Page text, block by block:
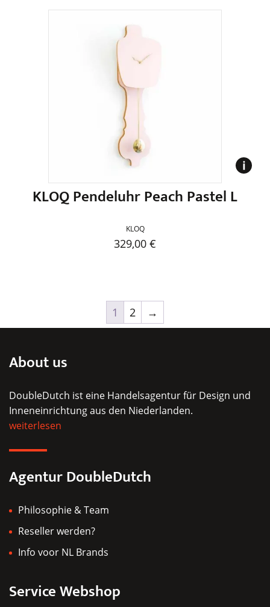
weist
auf.
Optionen
Produktseite
werden
KLOQ Pendeluhr Peach Pastel L
KLOQ
329,00 €
mehrere
Varianten
auf
der
1 2 →
About us
DoubleDutch ist eine Handelsagentur für Design und
Inneneinrichtung aus den Niederlanden.
weiterlesen
Agentur DoubleDutch
Philosophie & Team
Reseller werden?
Info voor NL Brands
Service Webshop